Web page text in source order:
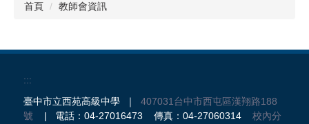
首頁 教師會資訊
:::
臺中市立西苑高級中學 ｜ 407031台中市西屯區漢翔路188
號 | 電話：04-27016473 傳真：04-27060314 校內分